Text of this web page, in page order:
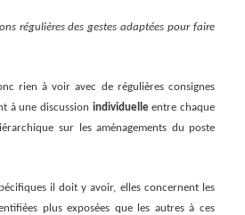
régulières des gestes adaptées pour faire
rien à voir avec de régulières consignes
à une discussion individuelleentre chaque
sur les aménagements du poste
il doit y avoir, elles concernent les
plus exposées que les autres à ces